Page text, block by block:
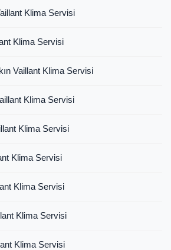
Klima Servisi
Klima Servisi
Vaillant Klima Servisi
Klima Servisi
Klima Servisi
Klima Servisi
Klima Servisi
Klima Servisi
Klima Servisi